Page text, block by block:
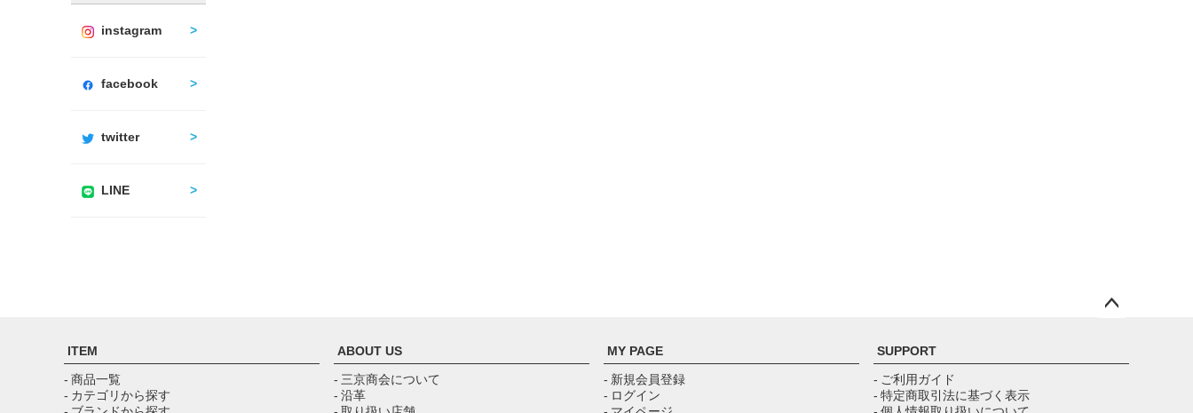
instagram
facebook
twitter
LINE
ップ
ITEM
- 商品一覧
- カテゴリから探す
ABOUT US
- 三京商会について
- 沿革
MY PAGE
- 新規会員登録
- ログイン
SUPPORT
- ご利用ガイド
- 特定商取引法に基づく表示